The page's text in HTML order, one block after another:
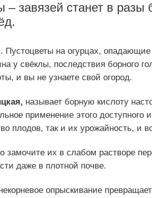
– завязей станет в
Пустоцветы на огурцах, опадающие
у свёклы, последствия борного
и вы не узнаете свой огород.
называет борную кислоту
применение этого доступного и
плодов, так и их урожайность, и
замочите их в слабом растворе
даже в плотной почве.
опрыскивание